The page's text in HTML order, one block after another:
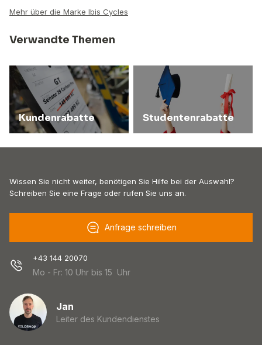
Mehr über die Marke Ibis Cycles
Verwandte Themen
Kundenrabatte Studentenrabatte
Wissen Sie nicht weiter, benötigen Sie Hilfe bei der Auswahl?
Schreiben Sie eine Frage oder rufen Sie uns an.
Anfrage schreiben
+43 144 20070
Mo - Fr: 10 Uhr bis 15 Uhr
Jan
Leiter des Kundendienstes